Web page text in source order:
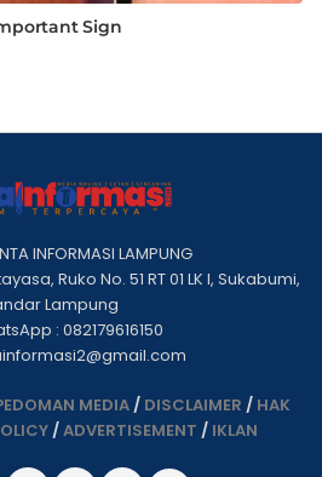
INFORMASI LAMPUNG
Ruko No. 51 RT 01 LK I, Sukabumi,
Lampung
: 082179616150
MEDIA/ DISCLAIMER / HAK
/ADVERTISEMENT / IKLAN